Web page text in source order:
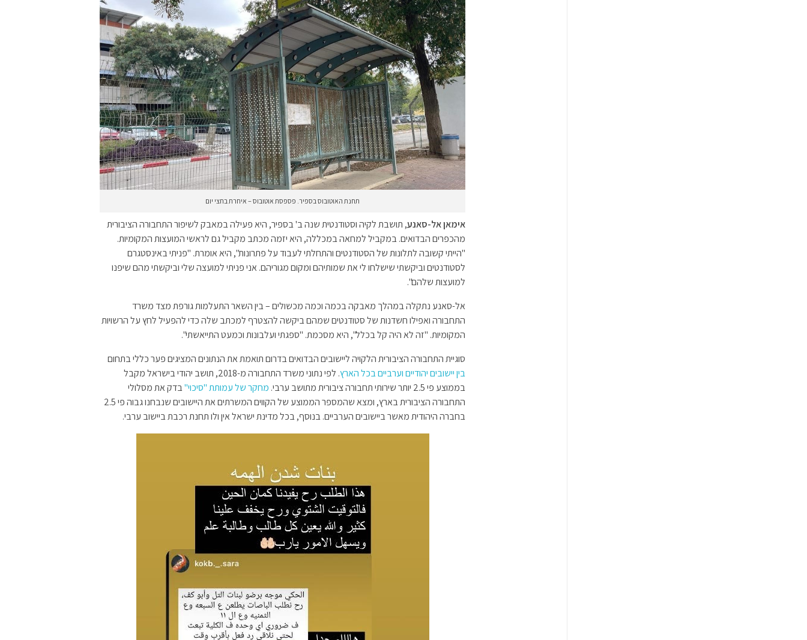
תחנת האוטובוס בספיר. פספסת אוטובוס – איחרת בחצי יום
אימאן אל-סאנע, תושבת לקיה וסטודנטית שנה ב' בספיר, היא פעילה במאבק לשיפור התחבורה הציבורית
מהכפרים הבדואים. במקביל למחאה במכללה, היא יזמה מכתב מקביל גם לראשי המועצות המקומיות.
"הייתי קשובה לתלונות של הסטודנטים והתחלתי לעבוד על פתרונות", היא אומרת. "פניתי באינסטגרם
לסטודנטים וביקשתי שישלחו לי את שמותיהם ומקום מגוריהם. אני פניתי למועצה שלי וביקשתי מהם שיפנו
למועצות שלהם".
אל-סאנע נתקלה במהלך מאבקה בכמה וכמה מכשולים – בין השאר התעלמות גורפת מצד משרד
התחבורה ואפילו חשדנות של סטודנטים שמהם ביקשה להצטרף למכתב שלה כדי להפעיל לחץ על הרשויות
המקומיות. "זה לא היה קל בכלל", היא מסכמת. "ספגתי ועלבונות וכמעט התייאשתי".
סוגיית התחבורה הציבורית הלקויה ליישובים הבדואים בדרום תואמת את הנתונים המציגים פער כללי בתחום
בין יישובים יהודיים וערביים בכל הארץ
. לפי נתוני משרד התחבורה מ-2018, תושב יהודי בישראל מקבל
בממוצע פי 2.5 יותר שירותי תחבורה ציבורית מתושב ערבי.
מחקר של עמותת "סיכוי"בדק את מסלולי
התחבורה הציבורית בארץ, ומצא שהמספר הממוצע של הקווים המשרתים את היישובים שנבחנו גבוה פי 2.5
בחברה היהודית מאשר ביישובים הערביים. בנוסף, בכל מדינת ישראל אין ולו תחנת רכבת ביישוב ערבי.